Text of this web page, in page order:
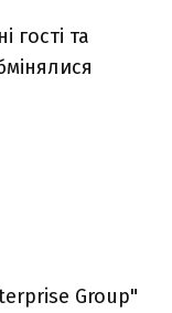
гості та
Group"